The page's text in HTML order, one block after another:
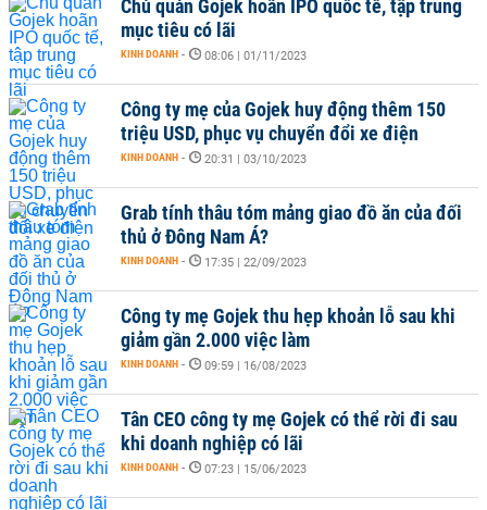
Chủ quản Gojek hoãn IPO quốc tế, tập trung
mục tiêu có lãi
KINH DOANH - 08:06 | 01/11/2023
Công ty mẹ của Gojek huy động thêm 150
triệu USD, phục vụ chuyển đổi xe điện
KINH DOANH - 20:31 | 03/10/2023
Grab tính thâu tóm mảng giao đồ ăn của đối
thủ ở Đông Nam Á?
KINH DOANH - 17:35 | 22/09/2023
Công ty mẹ Gojek thu hẹp khoản lỗ sau khi
giảm gần 2.000 việc làm
KINH DOANH - 09:59 | 16/08/2023
Tân CEO công ty mẹ Gojek có thể rời đi sau
khi doanh nghiệp có lãi
KINH DOANH - 07:23 | 15/06/2023